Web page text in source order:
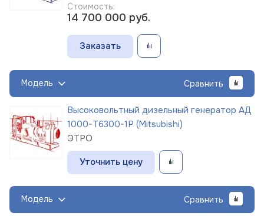
Стоимость:
14 700 000 руб.
Заказать
Модель Сравнить
Высоковольтный дизельный генератор АД
1000-Т6300-1Р (Mitsubishi)
ЭТРО
Уточнить цену
Модель Сравнить